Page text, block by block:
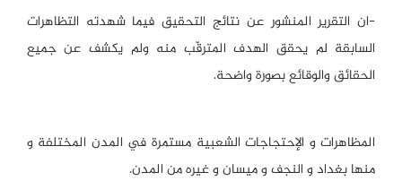
-ان التقرير المنشور عن نتائج التحقيق فيما شهدته التظاهرات
السابقة لم يحقق الهدف المترقّب منه ولم يكشف عن جميع
الحقائق والوقائع بصورة واضحة.
المظاهرات و الإحتجاجات الشعبية مستمرة في المدن المختلفة و
منها بغداد و النجف و ميسان و غيره من المدن.